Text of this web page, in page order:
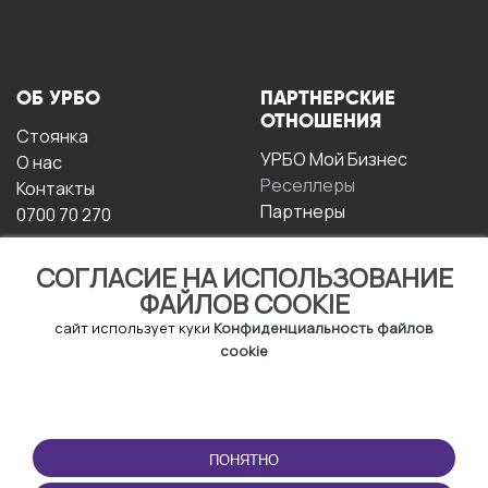
СОГЛАСИЕ НА ИСПОЛЬЗОВАНИЕ
ФАЙЛОВ COOKIE
сайт использует куки Конфиденциальность файлов
cookie
ПОНЯТНО
ОБ УРБО
Стоянка
О нас
Контакты
0700 70 270
ПАРТНЕРСКИЕ
ОТНОШЕНИЯ
УРБО Мой Бизнес
Реселлеры
Партнеры
ЭКСПЛУАТАЦИИ
Условия и положения
ПРИЛОЖЕНИЕ